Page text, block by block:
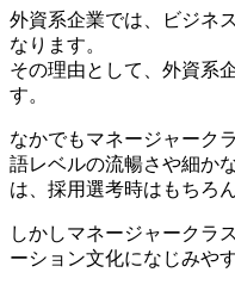
外資系企業では、ビジネ
なります。
その理由として、外資系
す。
なかでもマネージャーク
語レベルの流暢さや細か
は、採用選考時はもちろ
しかしマネージャークラ
ーション文化になじみや